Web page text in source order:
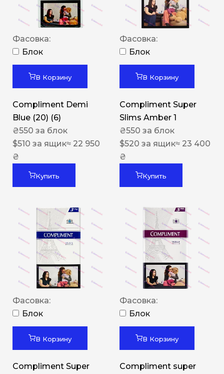
Фасовка:
Блок
В Корзину
Compliment Demi
Blue (20) (6)
₴550 за блок
$510 за ящик≈ 22 950
₴
Купить
Фасовка:
Блок
В Корзину
Compliment Super
Slims Amber 1
₴550 за блок
$520 за ящик≈ 23 400
₴
Купить
Фасовка:
Блок
В Корзину
Compliment Super
Фасовка:
Блок
В Корзину
Compliment super